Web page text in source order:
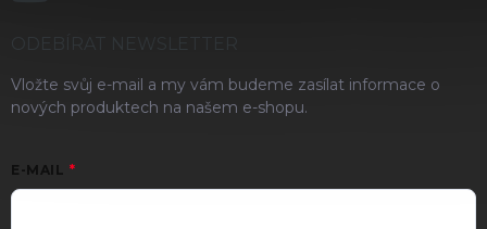
Vložte svůj e-mail a my vám budeme zasílat informace o
nových produktech na našem e-shopu.
E-MAIL